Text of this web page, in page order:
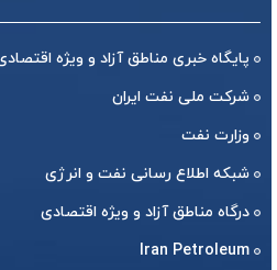
پایگاه خبری مناطق آزاد و ویژه اقتصادی
شرکت ملی نفت ایران
وزارت نفت
شبکه اطلاع رسانی نفت و انرژی
درگاه مناطق آزاد و ویژه اقتصادی
Iran Petroleum